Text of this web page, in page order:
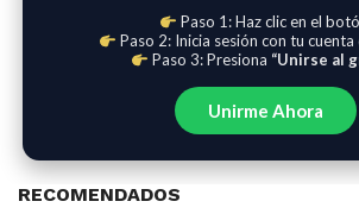
Paso 1: Haz clic en el
Paso 2: Inicia sesión con tu cuenta
Paso 3: Presiona “Unirse al
Unirme Ahora
RECOMENDADOS